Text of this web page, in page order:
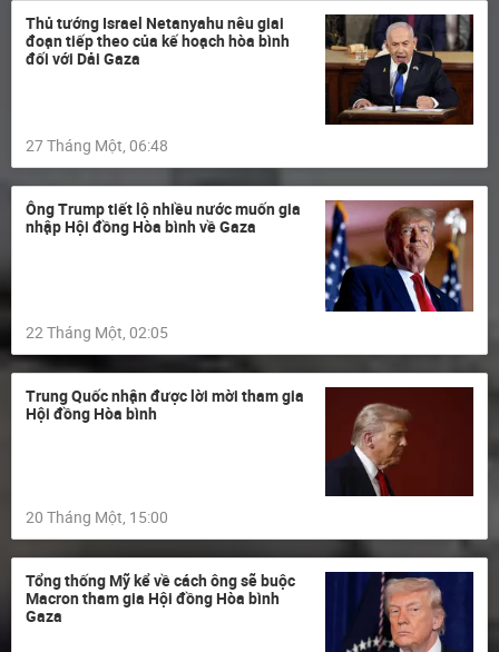
Thủ tướng Israel Netanyahu nêu giai
đoạn tiếp theo của kế hoạch hòa bình
đối với Dải Gaza
27 Tháng Một, 06:48
Ông Trump tiết lộ nhiều nước muốn gia
nhập Hội đồng Hòa bình về Gaza
22 Tháng Một, 02:05
Trung Quốc nhận được lời mời tham gia
Hội đồng Hòa bình
20 Tháng Một, 15:00
Tổng thống Mỹ kể về cách ông sẽ buộc
Macron tham gia Hội đồng Hòa bình
Gaza